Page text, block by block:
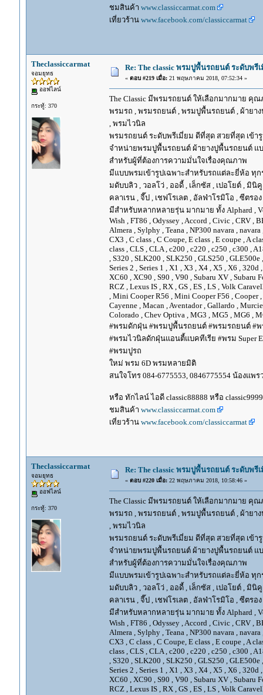
ชมสินค้า www.classiccarmat.com
เที่ยวร้าน www.facebook.com/classiccarmat
Theclassiccarmat
จอมยุทธ
ออฟไลน์
กระทู้: 370
Re: The classic พรมปูพื้นรถยนต์ ระดับพรี
« ตอบ #219 เมื่อ:21 พฤษภาคม 2018, 07:52:34 »
The Classic มีพรมรถยนต์ ให้เลือกมากมาย คุ
พรมรถ , พรมรถยนต์ , พรมปูพื้นรถยนต์ , ผ้ายา
, พรมไวนิล
พรมรถยนต์ ระดับพรีเมี่ยม ดีที่สุด สวยที่สุด เข้ารู
จำหน่ายพรมปูพื้นรถยนต์ ผ้ายางปูพื้นรถยนต์ แบบ
สำหรับผู้ที่ต้องการความมั่นใจเรื่องคุณภาพ
มีแบบพรมเข้ารูปเฉพาะสำหรับรถแต่ละยี่ห้อ ทุก
มดับบลิว , วอลโว่ , ออดี้ , เล็กซัส , เปอโยต์ , มินิ
คลาเรน , จี๊ป , เชฟโรเลต , อัลฟ่าโรมิโอ , ซีตร
มีสำหรับหลากหลายรุ่น มากมาย ทั้ง Alphard ,
Wish , FT86 , Odyssey , Accord , Civic , CRV ,
Almera , Sylphy , Teana , NP300 navara ,
CX3 , C class , C Coupe, E class , E coupe , A
class , CLS , CLA , c200 , c220 , c250 , c300 ,
, S320 , SLK200 , SLK250 , GLS250 , GLE500e
Series 2 , Series 1 , X1 , X3 , X4 , X5 , X6 ,
XC60 , XC90 , S90 , V90 , Subaru XV , Subaru
RCZ , Lexus IS , RX , GS , ES , LS , Volk
, Mini Cooper R56 , Mini Cooper F56 , Cooper
Cayenne , Macan , Aventador , Gallardo ,
Colorado , Chev Optiva , MG3 , MG5 , MG6 ,
#พรมดักฝุ่น #พรมปูพื้นรถยนต์ #พรมรถยนต์ #พ
#พรมไวนิลดักฝุ่นแอนตี้แบคทีเรีย #พรม Super
#พรมปูรถ
ใหม่ พรม 6D พรมหลายมิติ
สนใจโทร 084-6775553, 0846775554 น้องแพร
หรือ ทักไลน์ ไอดี classic88888 หรือ
ชมสินค้า www.classiccarmat.com
เที่ยวร้าน www.facebook.com/classiccarmat
Theclassiccarmat
จอมยุทธ
ออฟไลน์
กระทู้: 370
Re: The classic พรมปูพื้นรถยนต์ ระดับพรี
« ตอบ #220 เมื่อ:22 พฤษภาคม 2018, 10:58:46 »
The Classic มีพรมรถยนต์ ให้เลือกมากมาย คุ
พรมรถ , พรมรถยนต์ , พรมปูพื้นรถยนต์ , ผ้ายา
, พรมไวนิล
พรมรถยนต์ ระดับพรีเมี่ยม ดีที่สุด สวยที่สุด เข้ารู
จำหน่ายพรมปูพื้นรถยนต์ ผ้ายางปูพื้นรถยนต์ แบบ
สำหรับผู้ที่ต้องการความมั่นใจเรื่องคุณภาพ
มีแบบพรมเข้ารูปเฉพาะสำหรับรถแต่ละยี่ห้อ ทุก
มดับบลิว , วอลโว่ , ออดี้ , เล็กซัส , เปอโยต์ , มินิ
คลาเรน , จี๊ป , เชฟโรเลต , อัลฟ่าโรมิโอ , ซีตร
มีสำหรับหลากหลายรุ่น มากมาย ทั้ง Alphard ,
Wish , FT86 , Odyssey , Accord , Civic , CRV ,
Almera , Sylphy , Teana , NP300 navara ,
CX3 , C class , C Coupe, E class , E coupe , A
class , CLS , CLA , c200 , c220 , c250 , c300 ,
, S320 , SLK200 , SLK250 , GLS250 , GLE500e
Series 2 , Series 1 , X1 , X3 , X4 , X5 , X6 ,
XC60 , XC90 , S90 , V90 , Subaru XV , Subaru
RCZ , Lexus IS , RX , GS , ES , LS , Volk